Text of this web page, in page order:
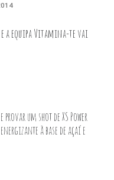
e a equipa Vitamina-te vai
e provar um shot de XS Power
à base de açaí e